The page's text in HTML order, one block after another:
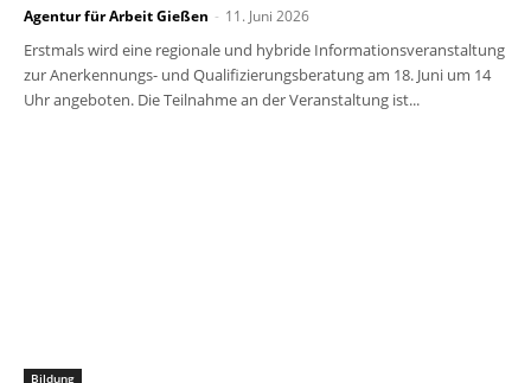
Agentur für Arbeit Gießen - 11. Juni 2026
Erstmals wird eine regionale und hybride Informationsveranstaltung
zur Anerkennungs- und Qualifizierungsberatung am 18. Juni um 14
Uhr angeboten. Die Teilnahme an der Veranstaltung ist...
Bildung